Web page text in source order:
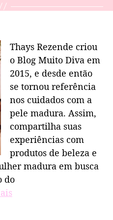
Thays Rezende criou
o Blog Muito Diva em
2015, e desde então
se tornou referência
nos cuidados com a
pele madura. Assim,
compartilha suas
experiências com
produtos de beleza e
madura em busca
do